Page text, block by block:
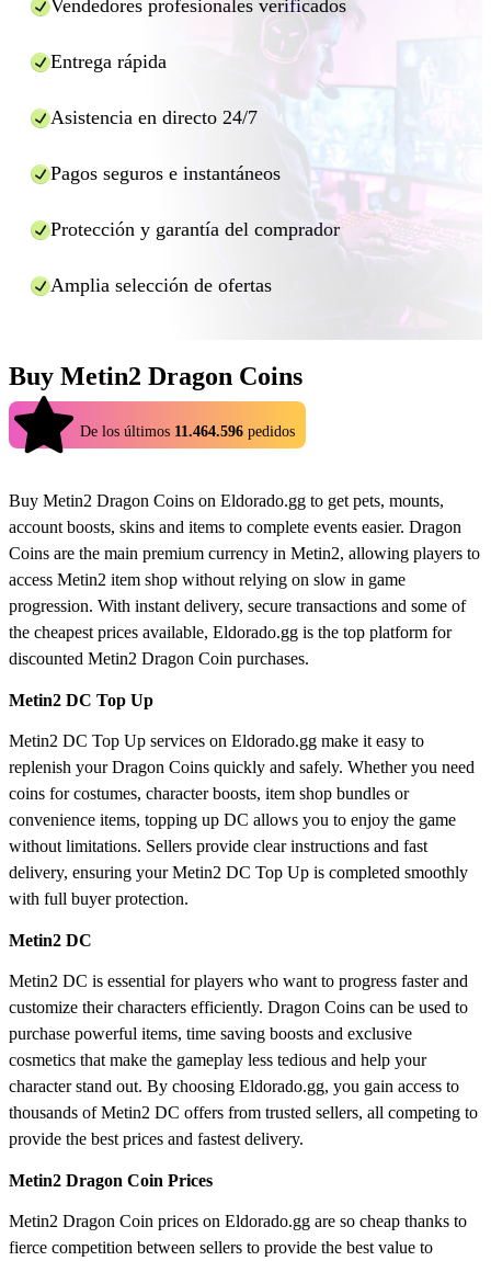
aparece. de regalo, o bien tendrás que proporcionar tu UID o
Pulsa el botón «Comprar ahora».
En la siguiente ventana, selecciona la opción de pago,
introduce los datos y pulsa «Pagar ahora».
Espere a que se realice la recarga en el tiempo asignado
(normalmente unos minutos). Si el proveedor de la
recarga necesita información adicional, se la pedirá
directamente en la ventana de chat, así que no la cierre
mientras se procesa el pedido.
Y ya está. Usando Eldorado.gg usted puede disfrutar de recargas
más baratas para muchos juegos de una manera rápida y segura.
Vendedores profesionales verificados
Entrega rápida
Asistencia en directo 24/7
Pagos seguros e instantáneos
Protección y garantía del comprador
Amplia selección de ofertas
Buy Metin2 Dragon Coins
De los últimos 11.464.596 pedidos
Buy Metin2 Dragon Coins on Eldorado.gg to get pets, mounts,
account boosts, skins and items to complete events easier. Dragon
Coins are the main premium currency in Metin2, allowing players to
access Metin2 item shop without relying on slow in game
progression. With instant delivery, secure transactions and some of
the cheapest prices available, Eldorado.gg is the top platform for
discounted Metin2 Dragon Coin purchases.
Metin2 DC Top Up
Metin2 DC Top Up services on Eldorado.gg make it easy to
replenish your Dragon Coins quickly and safely. Whether you need
coins for costumes, character boosts, item shop bundles or
convenience items, topping up DC allows you to enjoy the game
without limitations. Sellers provide clear instructions and fast
delivery, ensuring your Metin2 DC Top Up is completed smoothly
with full buyer protection.
Metin2 DC
Metin2 DC is essential for players who want to progress faster and
customize their characters efficiently. Dragon Coins can be used to
purchase powerful items, time saving boosts and exclusive
cosmetics that make the gameplay less tedious and help your
character stand out. By choosing Eldorado.gg, you gain access to
thousands of Metin2 DC offers from trusted sellers, all competing to
provide the best prices and fastest delivery.
Metin2 Dragon Coin Prices
Metin2 Dragon Coin prices on Eldorado.gg are so cheap thanks to
fierce competition between sellers to provide the best value to